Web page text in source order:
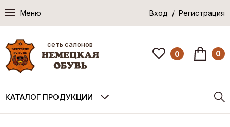
Меню Вход / Регистрация
сеть салонов
0 0
КАТАЛОГ ПРОДУКЦИИ